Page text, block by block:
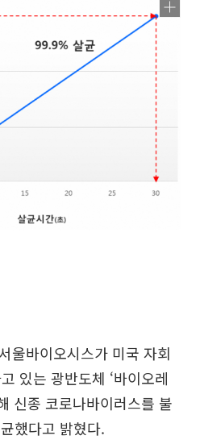
울바이오시스가 미국 자회
있는 광반도체 ‘바이오레
신종 코로나바이러스를 불
했다고 밝혔다.